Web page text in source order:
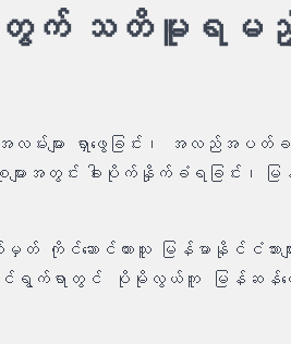
ားအတွက် သတိမူရမ
လမ်းများ ရှာဖွေခြင်း၊ အလည်အပတ်ခ
ပ်စုများအတွင်း ခါးပိုက်နှိုက်ခံရခြင်း၊
ာင်ထားသူ မြန်မာနိုင်ငံသားများ (ခ
က်သွယ်ဆောင်ရွက်ရာတွင် ပိုမိုလွယ်ကူ မြန်